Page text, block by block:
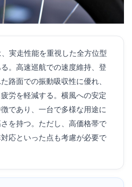
実走性能を重視した全方位型
。高速巡航での速度維持、登
路面での振動吸収性に優れ、
労を軽減する。横風への安定
であり、一台で多様な用途に
を持つ。ただし、高価格帯で
応といった点も考慮が必要で